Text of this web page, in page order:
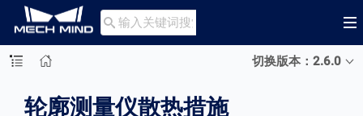

切换版本：2.6.0
轮廓测量仪散热措施